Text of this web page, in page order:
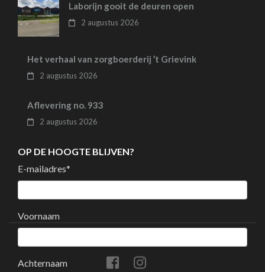
Laborijn gooit de deuren open
2 augustus 2026
Het verhaal van zorgboerderij ’t Grievink
2 augustus 2026
Aflevering no. 933
2 augustus 2026
OP DE HOOGTE BLIJVEN?
E-mailadres*
Voornaam
Achternaam